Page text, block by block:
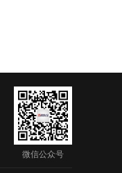
微信公众号